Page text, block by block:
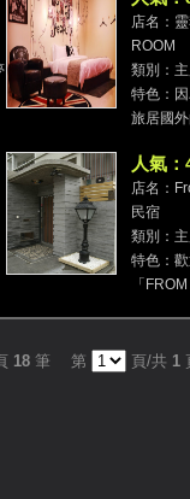
店名：
ROOM
類別：
特色：
旅居國
人氣：
店名：
民宿
類別：
特色：
「
18 筆 第 頁/共 1